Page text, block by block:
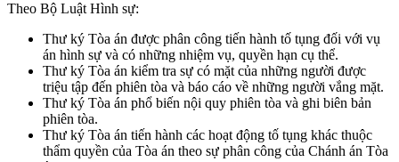
Theo Bộ Luật Hình sự:
Thư ký Tòa án được phân công tiến hành tố tụng đối với vụ
án hình sự và có những nhiệm vụ, quyền hạn cụ thể.
Thư ký Tòa án kiểm tra sự có mặt của những người được
triệu tập đến phiên tòa và báo cáo về những người vắng mặt.
Thư ký Tòa án phổ biến nội quy phiên tòa và ghi biên bản
phiên tòa.
Thư ký Tòa án tiến hành các hoạt động tố tụng khác thuộc
thẩm quyền của Tòa án theo sự phân công của Chánh án Tòa